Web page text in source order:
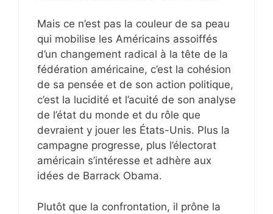
Mais ce n’est pas la couleur de sa peau
qui mobilise les Américains assoiffés
d’un changement radical à la tête de la
fédération américaine, c’est la cohésion
de sa pensée et de son action politique,
c’est la lucidité et l’acuité de son analyse
de l’état du monde et du rôle que
devraient y jouer les États-Unis. Plus la
campagne progresse, plus l’électorat
américain s’intéresse et adhère aux
idées de Barrack Obama.
Plutôt que la confrontation, il prône la